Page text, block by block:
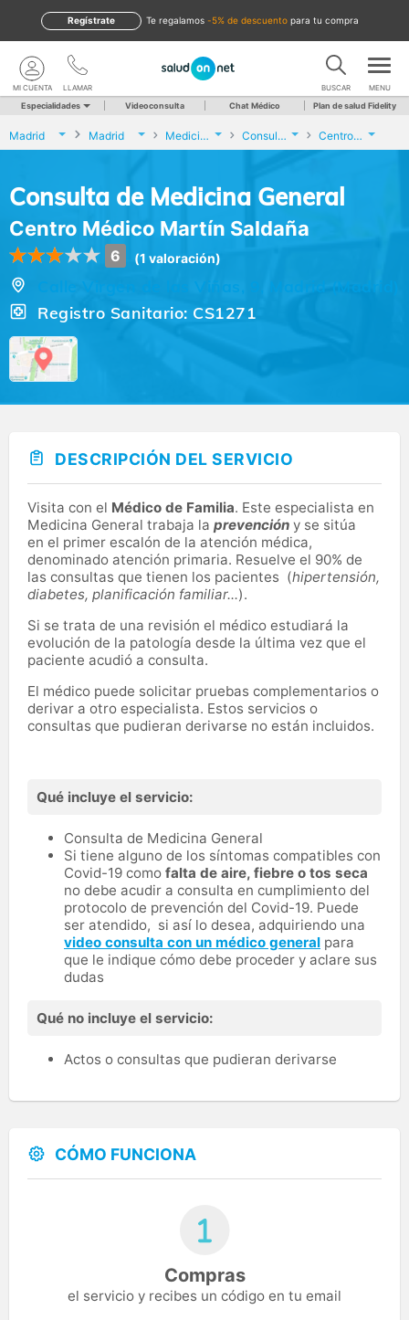
te regalamos -5% de descuento para tu compra
Regístrate
LLAMAR
MI CUENTA BUSCAR MENU
Especialidades Videoconsulta Chat Médico Plan de salud Fidelity
Madrid Madrid Medicina General Consulta de Medicina General Centro Médico Martín Saldaña
Consulta de Medicina General
Centro Médico Martín Saldaña
6 (1 valoración)
Registro Sanitario: CS1271
DESCRIPCIÓN DEL SERVICIO
Visita con el Médico de Familia. Este especialista en
Medicina General trabaja la prevención y se sitúa
en el primer escalón de la atención médica,
denominado atención primaria. Resuelve el 90% de
las consultas que tienen los pacientes (hipertensión,
diabetes, planificación familiar...).
Si se trata de una revisión el médico estudiará la
evolución de la patología desde la última vez que el
paciente acudió a consulta.
El médico puede solicitar pruebas complementarios o
derivar a otro especialista. Estos servicios o
consultas que pudieran derivarse no están incluidos.
Qué incluye el servicio:
Consulta de Medicina General
Si tiene alguno de los síntomas compatibles con
Covid-19 como falta de aire, fiebre o tos seca
no debe acudir a consulta en cumplimiento del
protocolo de prevención del Covid-19. Puede
ser atendido, si así lo desea, adquiriendo una
video consulta con un médico general para
que le indique cómo debe proceder y aclare sus
dudas
Qué no incluye el servicio:
Actos o consultas que pudieran derivarse
CÓMO FUNCIONA
Compras
el servicio y recibes un código en tu email